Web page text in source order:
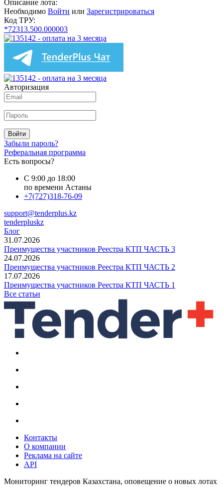
Описание лота:
Необходимо Войти или Зарегистрироваться
Код ТРУ:
*72313.500.000003
Авторизация
Войти
Забыли пароль?
Реферальная программа
Есть вопросы?
С 9:00 до 18:00
по времени Астаны
+7(727)318-76-09
support@tenderplus.kz
tenderpluskz
Блог
31.07.2026
Преимущества участников Реестра КТП ЧАСТЬ 3
24.07.2026
Преимущества участников Реестра КТП ЧАСТЬ 2
17.07.2026
Преимущества участников Реестра КТП ЧАСТЬ 1
Все статьи
Контакты
О компании
Реклама на сайте
API
Мониторинг тендеров Казахстана, оповещение о новых лотах